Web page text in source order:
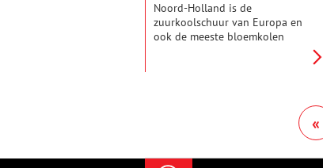
Noord-Holland is de
zuurkoolschuur van Europa en
ook de meeste bloemkolen
«